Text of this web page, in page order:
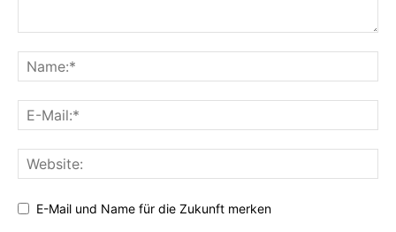
E-Mail und Name für die Zukunft merken